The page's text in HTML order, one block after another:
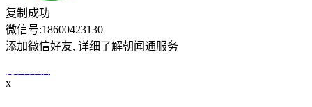
复制成功
微信号:18600423130
添加微信好友, 详细了解朝闻通服务
x